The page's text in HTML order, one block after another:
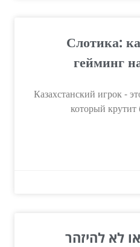
Слотика:
гейминг
Казахстанский игрок -
который
לא להיזהר